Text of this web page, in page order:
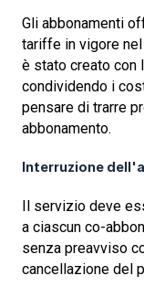
Gli abbonamenti
tariffe in vigore
è stato creato con
condividendo i
pensare di trarre
abbonamento.
Interruzione
Il servizio deve
a ciascun co-
senza preavviso
cancellazione del